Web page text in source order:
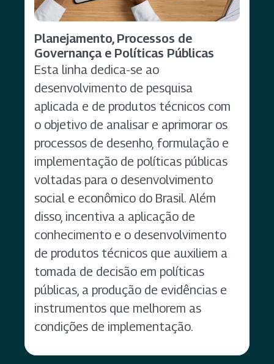
Planejamento, Processos de
Governança e Políticas Públicas
Esta linha dedica-se ao
desenvolvimento de pesquisa
aplicada e de produtos técnicos com
o objetivo de analisar e aprimorar os
processos de desenho, formulação e
implementação de políticas públicas
voltadas para o desenvolvimento
social e econômico do Brasil. Além
disso, incentiva a aplicação de
conhecimento e o desenvolvimento
de produtos técnicos que auxiliem a
tomada de decisão em políticas
públicas, a produção de evidências e
instrumentos que melhorem as
condições de implementação.